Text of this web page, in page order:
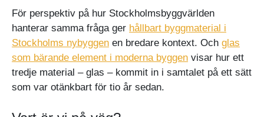
För perspektiv på hur Stockholmsbyggvärlden
hanterar samma fråga ger hållbart byggmaterial i
Stockholms nybyggen en bredare kontext. Och glas
som bärande element i moderna byggen visar hur ett
tredje material – glas – kommit in i samtalet på ett sätt
som var otänkbart för tio år sedan.